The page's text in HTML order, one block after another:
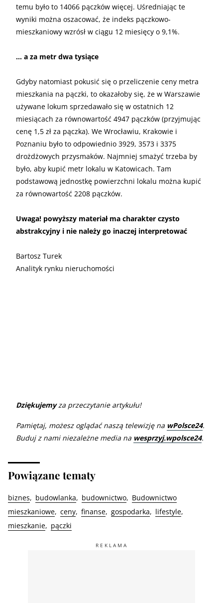
temu było to 14066 pączków więcej. Uśredniając te
wyniki można oszacować, że indeks pączkowo-
mieszkaniowy wzrósł w ciągu 12 miesięcy o 9,1%.
… a za metr dwa tysiące
Gdyby natomiast pokusić się o przeliczenie ceny metra
mieszkania na pączki, to okazałoby się, że w Warszawie
używane lokum sprzedawało się w ostatnich 12
miesiącach za równowartość 4947 pączków (przyjmując
cenę 1,5 zł za pączka). We Wrocławiu, Krakowie i
Poznaniu było to odpowiednio 3929, 3573 i 3375
drożdżowych przysmaków. Najmniej smażyć trzeba by
było, aby kupić metr lokalu w Katowicach. Tam
podstawową jednostkę powierzchni lokalu można kupić
za równowartość 2208 pączków.
Uwaga! powyższy materiał ma charakter czysto
abstrakcyjny i nie należy go inaczej interpretować
Bartosz Turek
Analityk rynku nieruchomości
Dziękujemyza przeczytanie artykułu!
Pamiętaj, możesz oglądać naszą telewizję na wPolsce24.
Buduj z nami niezależne media na wesprzyj.wpolsce24.
Powiązane tematy
biznes budowlanka budownictwo
Budownictwo
mieszkaniowe ceny finanse gospodarka
lifestyle
mieszkanie
pączki